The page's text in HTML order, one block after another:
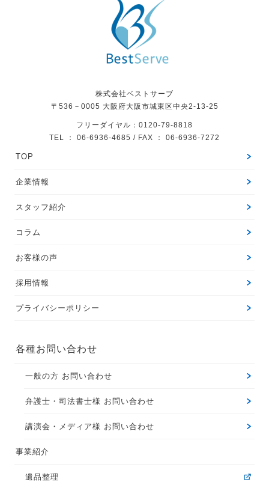
株式会社ベストサーブ
〒536－0005 大阪府大阪市城東区中央2-13-25
フリーダイヤル：0120-79-8818
TEL ： 06-6936-4685 / FAX ： 06-6936-7272
TOP
企業情報
スタッフ紹介
コラム
お客様の声
採用情報
プライバシーポリシー
各種お問い合わせ
一般の方 お問い合わせ
弁護士・司法書士様 お問い合わせ
講演会・メディア様 お問い合わせ
事業紹介
遺品整理